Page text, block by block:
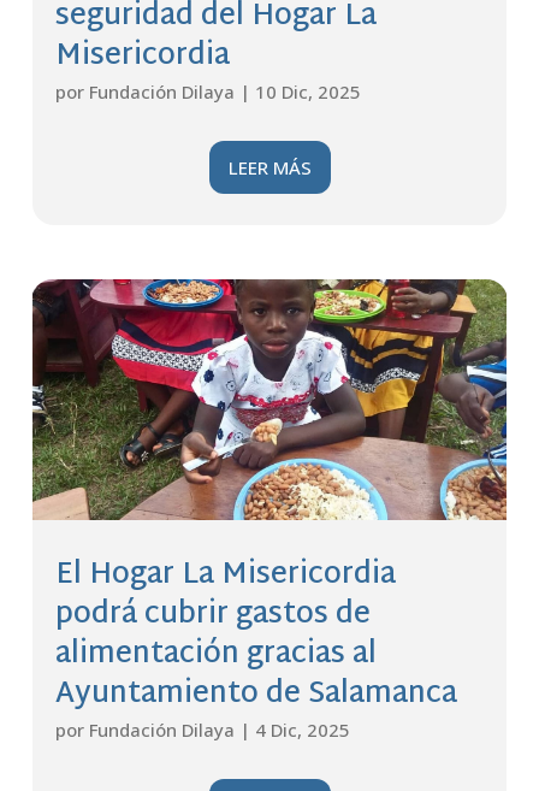
seguridad del Hogar La
Misericordia
por Fundación Dilaya | 10 Dic, 2025
LEER MÁS
El Hogar La Misericordia
podrá cubrir gastos de
alimentación gracias al
Ayuntamiento de Salamanca
por Fundación Dilaya | 4 Dic, 2025